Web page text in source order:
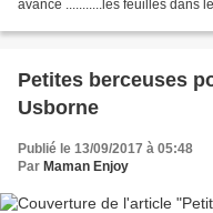
avance ...........les feuilles dans
Petites berceuses
Usborne
Publié le 13/09/2017 à 05:48
Par Maman Enjoy